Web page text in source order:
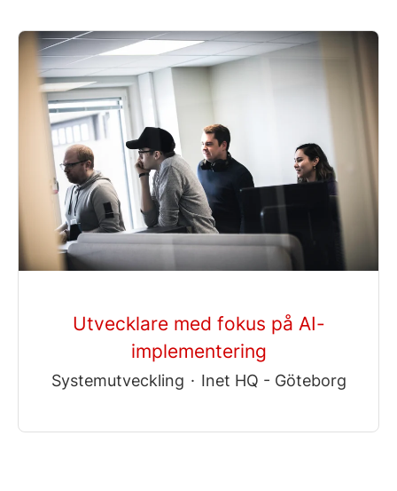
Utvecklare med fokus på AI-
implementering
Systemutveckling · Inet HQ - Göteborg